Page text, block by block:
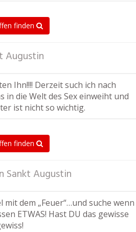
finden
Augustin
Ihn!!!! Derzeit such ich nach
in die Welt des Sex einweiht und
ist nicht so wichtig.
finden
Sankt Augustin
mit dem „Feuer“…und suche wenn
ETWAS! Hast DU das gewisse